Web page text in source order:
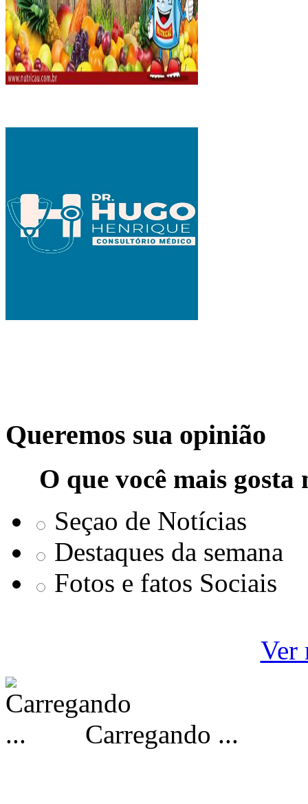
Queremos sua opinião
O que você mais
Seçao de Notícias
Destaques da semana
Fotos e fatos Sociais
Ver
Carregando ...